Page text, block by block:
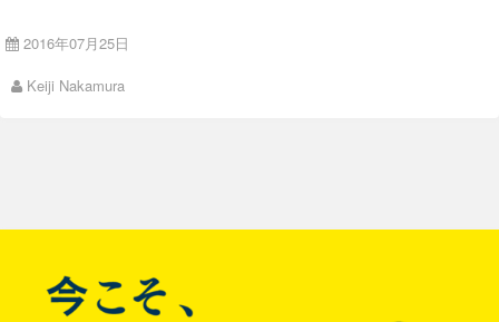
Introduction
at ISAO.
2016年07月25日
Keiji Nakamura
ナ